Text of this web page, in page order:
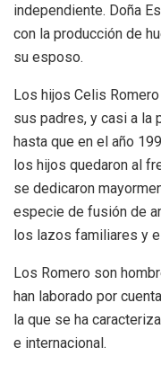
independiente. Doña
con la producción de
su esposo.
Los hijos Celis
sus padres, y casi a la
hasta que en el año
los hijos quedaron al
se dedicaron
especie de fusión de
los lazos familiares y
Los Romero son
han laborado por
la que se ha
e internacional.